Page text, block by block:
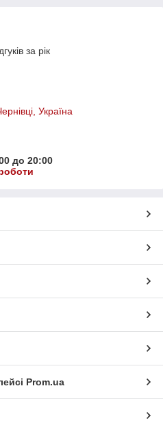
за рік
Україна
до 20:00
Prom.ua